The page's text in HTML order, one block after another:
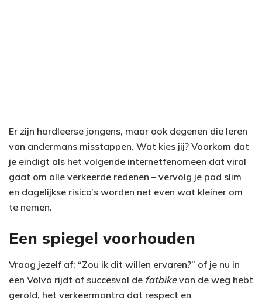
Er zijn hardleerse jongens, maar ook degenen die leren
van andermans misstappen. Wat kies jij? Voorkom dat
je eindigt als het volgende internetfenomeen dat viral
gaat om alle verkeerde redenen – vervolg je pad slim
en dagelijkse risico’s worden net even wat kleiner om
te nemen.
Een spiegel voorhouden
Vraag jezelf af: “Zou ik dit willen ervaren?” of je nu in
een Volvo rijdt of succesvol de fatbikevan de weg hebt
gerold, het verkeermantra dat respect en